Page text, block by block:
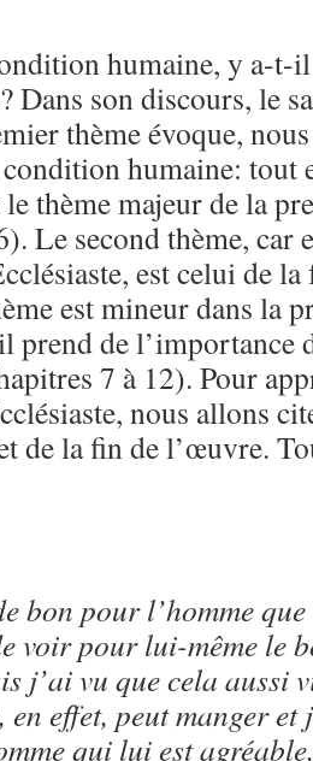
humaine, y a-t-
Dans son discours, le
thème évoque,
humaine: tout
thème majeur de la
Le second thème, car
est celui de
est mineur dans la
prend de l’importance
7 à 12). Pour
nous allons
de la fin de l’œuvre.
bon pour l’homme
voir pour lui-même le
j’ai vu que cela aussi
effet, peut manger et
qui lui est